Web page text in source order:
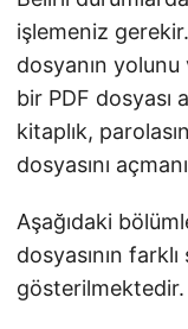
işlemeniz
dosyanın
bir PDF dosyası
kitaplık,
dosyasını
Aşağıdaki
dosyasının farklı
gösterilmektedir.